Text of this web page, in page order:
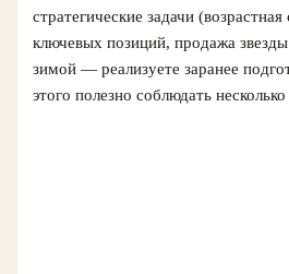
стратегические задачи
ключевых позиций, продажа
зимой — реализуете заранее
этого полезно соблюдать